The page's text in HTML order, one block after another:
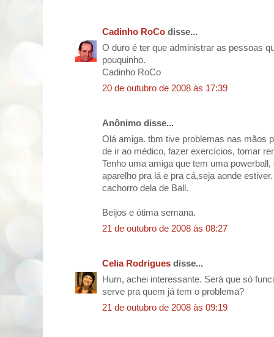
Cadinho RoCo disse...
O duro é ter que administrar as pessoas
pouquinho.
Cadinho RoCo
20 de outubro de 2008 às 17:39
Anônimo disse...
Olá amiga. tbm tive problemas nas mãos
de ir ao médico, fazer exercícios, tomar
Tenho uma amiga que tem uma
aparelho pra lá e pra cá,seja aonde
cachorro dela de Ball.
Beijos e ótima semana.
21 de outubro de 2008 às 08:27
Celia Rodrigues disse...
Hum, achei interessante. Será que só
serve pra quem já tem o problema?
21 de outubro de 2008 às 09:19